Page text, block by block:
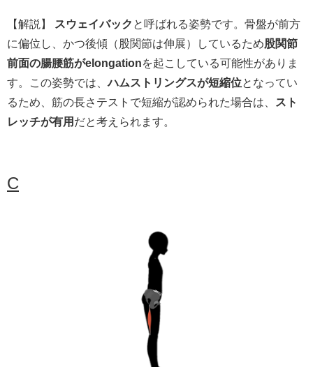
【解説】 スウェイバック と呼ばれる姿勢です。骨盤が前方
に偏位し、かつ後傾（股関節は伸展）しているため 股関節
前面の腸腰筋がelongationを起こしている可能性がありま
す。この姿勢では、 ハムストリングスが短縮位となってい
るため、筋の長さテストで短縮が認められた場合は、
スト
レッチが有用 だと考えられます。
C